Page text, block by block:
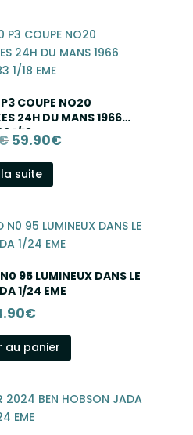
COUPE NO20
24H DU MANS 1966
1/18 EME
Le
initial
était :
59.90€
la suite
95 LUMINEUX DANS LE
1/24 EME
€
au panier